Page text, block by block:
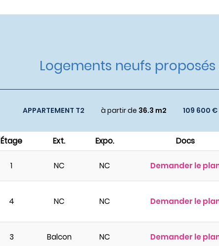
Logements neufs proposés
APPARTEMENT T2 à partir de 36.3 m2 109 600 €
Étage Ext. Expo. Docs
1 NC NC Demander le
4 NC NC Demander le
3 Balcon NC Demander le